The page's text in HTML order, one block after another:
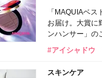
「MAQUIAベ
お届け。大賞に
ンハンサー」の
#アイシャドウ
スキンケア